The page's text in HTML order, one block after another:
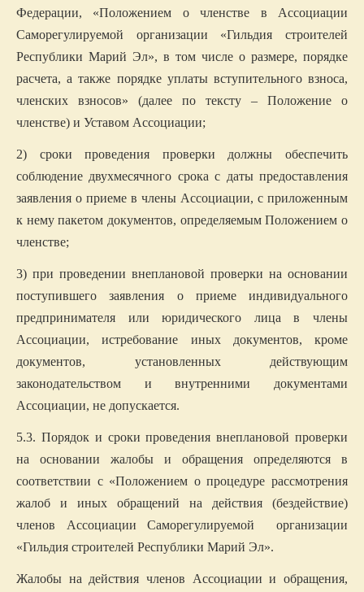
Федерации, «Положением о членстве в Ассоциации
Саморегулируемой организации «Гильдия строителей
Республики Марий Эл», в том числе о размере, порядке
расчета, а также порядке уплаты вступительного взноса,
членских взносов» (далее по тексту – Положение о
членстве) и Уставом Ассоциации;
2) сроки проведения проверки должны обеспечить
соблюдение двухмесячного срока с даты предоставления
заявления о приеме в члены Ассоциации, с приложенным
к нему пакетом документов, определяемым Положением о
членстве;
3) при проведении внеплановой проверки на основании
поступившего заявления о приеме индивидуального
предпринимателя или юридического лица в члены
Ассоциации, истребование иных документов, кроме
документов, установленных действующим
законодательством и внутренними документами
Ассоциации, не допускается.
5.3. Порядок и сроки проведения внеплановой проверки
на основании жалобы и обращения определяются в
соответствии с «Положением о процедуре рассмотрения
жалоб и иных обращений на действия (бездействие)
членов Ассоциации Саморегулируемой организации
«Гильдия строителей Республики Марий Эл».
Жалобы на действия членов Ассоциации и обращения,